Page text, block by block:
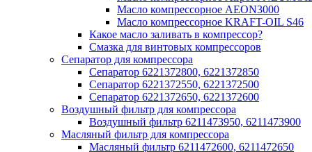
Масло компрессорное AEON3000
Масло компрессорное KRAFT-OIL S46
Какое масло заливать в компрессор?
Смазка для винтовых компрессоров
Сепаратор для компрессора
Сепаратор 6221372800, 6221372850
Сепаратор 6221372550, 6221372500
Сепаратор 6221372650, 6221372600
Воздушный фильтр для компрессора
Воздушный фильтр 6211473950, 6211473900
Масляный фильтр для компрессора
Масляный фильтр 6211472600, 6211472650